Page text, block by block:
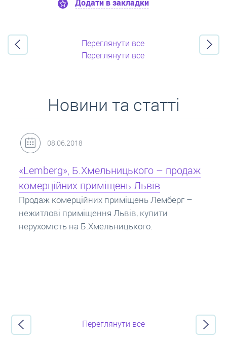
Переглянути все
Переглянути все
Новини та статті
31.05.2018
Кредит під заставу нерухомості: іпотека
Іпотека на квартиру – кредит на житло під
заставу нерухомості. Купити в іпотеку – що
потрібно знати? Консультація від Експертів
про іпотечні кредити.
Переглянути все